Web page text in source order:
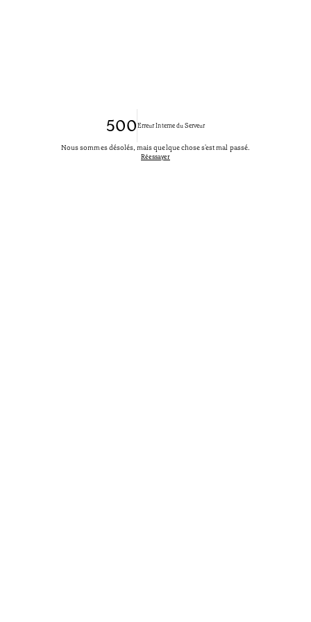
500Erreur Interne du Serveur
Nous sommes désolés, mais quelque chose s'est mal passé.
Réessayer